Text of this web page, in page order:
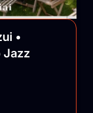
•
Jazz